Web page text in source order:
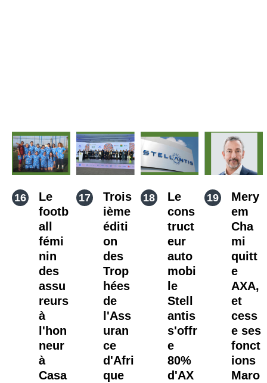
Le
footb
all
fémi
nin
des
assu
reurs
à
l'hon
neur
à
Casa
Trois
ième
éditi
on
des
Trop
hées
de
l'Ass
uran
ce
d'Afri
que
Le
cons
truct
eur
auto
mobi
le
Stell
antis
s'offr
e
80%
d'AX
Mery
em
Cha
mi
quitt
e
AXA,
et
cess
e ses
fonct
ions
Maro